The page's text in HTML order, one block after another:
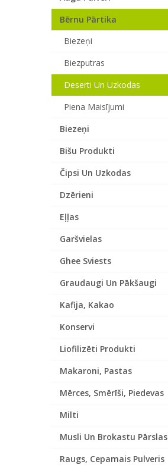
Bērnu Pārtika
Biezeņi
Biezputras
Deserti Un Uzkodas
Piena Maisījumi
Biezeņi
Bišu Produkti
Čipsi Un Uzkodas
Dzērieni
Eļļas
Garšvielas
Ghee Sviests
Graudaugi Un Pākšaugi
Kafija, Kakao
Konservi
Liofilizēti Produkti
Makaroni, Pastas
Mērces, Smērīši, Piedevas
Milti
Musli Un Brokastu Pārslas
Raugs, Cepamais Pulveris